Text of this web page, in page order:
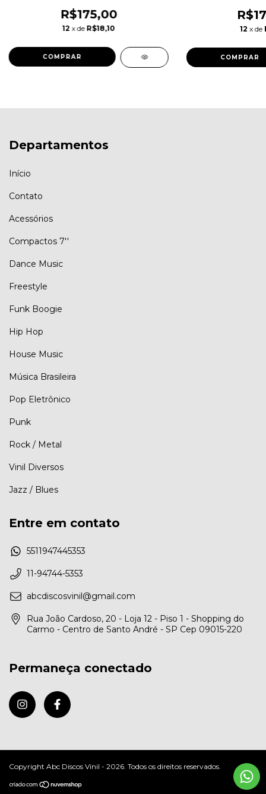
R$175,00
12 x de R$18,10 12 x de
Departamentos
Início
Contato
Acessórios
Compactos 7''
Dance Music
Freestyle
Funk Boogie
Hip Hop
House Music
Música Brasileira
Pop Eletrônico
Punk
Rock / Metal
Vinil Diversos
Jazz / Blues
Entre em contato
5511947445353
11-94744-5353
abcdiscosvinil@gmail.com
Rua João Cardoso, 20 - Loja 12 - Piso 1 - Shopping do
Carmo - Centro de Santo André - SP Cep 09015-220
Permaneça conectado
Copyright Abc Discos Vinil - 2026. Todos os direitos reservados.